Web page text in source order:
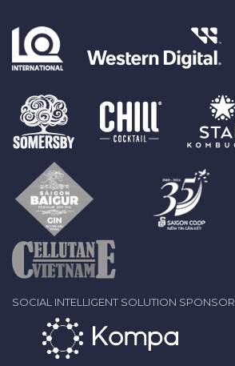
SOCIAL INTELLIGENT SOLUTION SPONSOR